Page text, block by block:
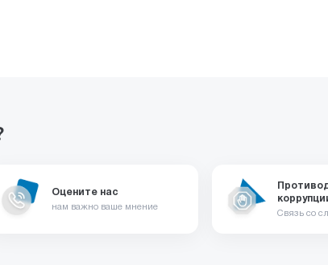
Оцените нас
нам важно ваше мнение
Связь со